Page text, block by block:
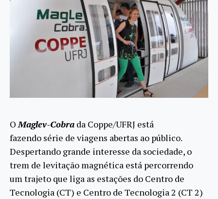
O Maglev-Cobra da Coppe/UFRJ está
fazendo série de viagens abertas ao público.
Despertando grande interesse da sociedade, o
trem de levitação magnética está percorrendo
um trajeto que liga as estações do Centro de
Tecnologia (CT) e Centro de Tecnologia 2 (CT 2)